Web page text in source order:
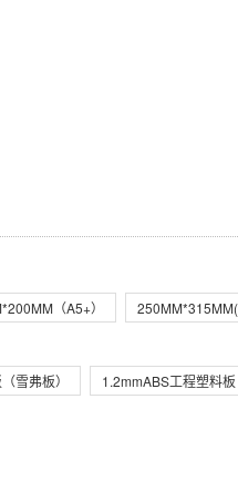
（A5+）
雪弗板）
1.2mmABS工程塑料板